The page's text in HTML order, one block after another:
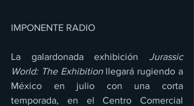
IMPONENTE RADIO
La galardonada exhibición Jurassic
World: The Exhibition llegará rugiendo a
México en julio con una corta
temporada, en el Centro Comercial